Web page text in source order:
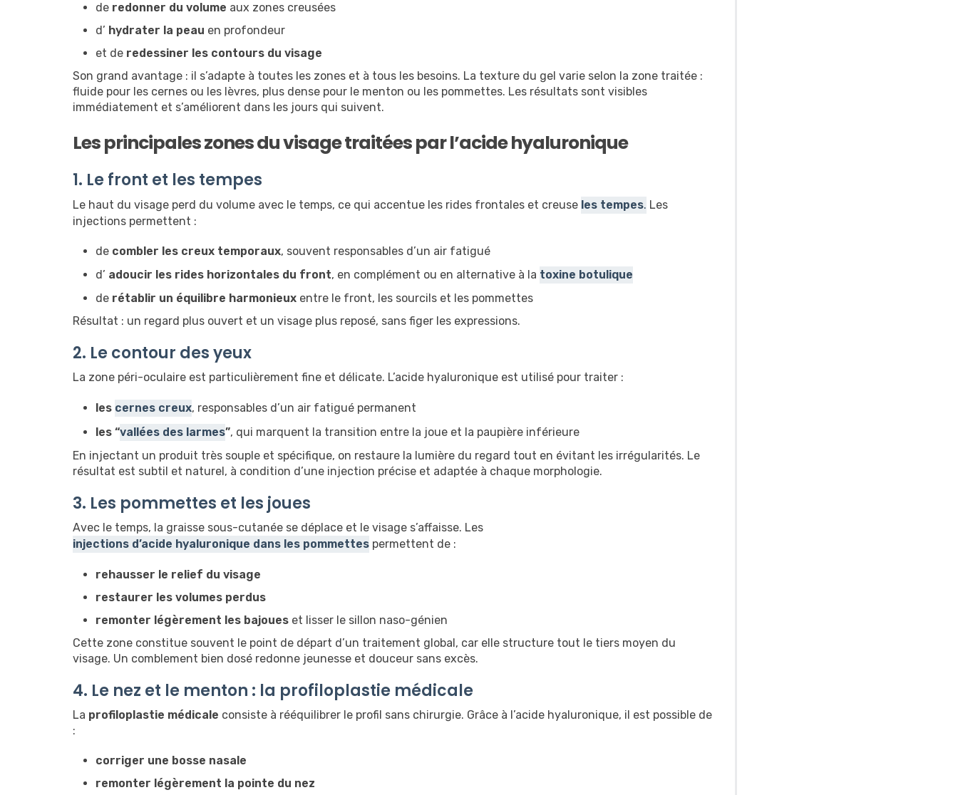
de redonner du volume aux zones creusées
d’ hydrater la peau en profondeur
et de redessiner les contours du visage
Son grand avantage : il s’adapte à toutes les zones et à tous les besoins. La texture du gel varie selon la zone traitée :
fluide pour les cernes ou les lèvres, plus dense pour le menton ou les pommettes. Les résultats sont visibles
immédiatement et s’améliorent dans les jours qui suivent.
Les principales zones du visage traitées par l’acide hyaluronique
1. Le front et les tempes
Le haut du visage perd du volume avec le temps, ce qui accentue les rides frontales et creuse les tempes. Les
injections permettent :
de combler les creux temporaux, souvent responsables d’un air fatigué
d’ adoucir les rides horizontales du front, en complément ou en alternative à la toxine botulique
de rétablir un équilibre harmonieux entre le front, les sourcils et les pommettes
Résultat : un regard plus ouvert et un visage plus reposé, sans figer les expressions.
2. Le contour des yeux
La zone péri-oculaire est particulièrement fine et délicate. L’acide hyaluronique est utilisé pour traiter :
les cernes creux, responsables d’un air fatigué permanent
les “vallées des larmes”, qui marquent la transition entre la joue et la paupière inférieure
En injectant un produit très souple et spécifique, on restaure la lumière du regard tout en évitant les irrégularités. Le
résultat est subtil et naturel, à condition d’une injection précise et adaptée à chaque morphologie.
3. Les pommettes et les joues
Avec le temps, la graisse sous-cutanée se déplace et le visage s’affaisse. Les
injections d’acide hyaluronique dans les pommettes permettent de :
rehausser le relief du visage
restaurer les volumes perdus
remonter légèrement les bajoues et lisser le sillon naso-génien
Cette zone constitue souvent le point de départ d’un traitement global, car elle structure tout le tiers moyen du
visage. Un comblement bien dosé redonne jeunesse et douceur sans excès.
4. Le nez et le menton : la profiloplastie médicale
La profiloplastie médicale consiste à rééquilibrer le profil sans chirurgie. Grâce à l’acide hyaluronique, il est possible de
:
corriger une bosse nasale
remonter légèrement la pointe du nez